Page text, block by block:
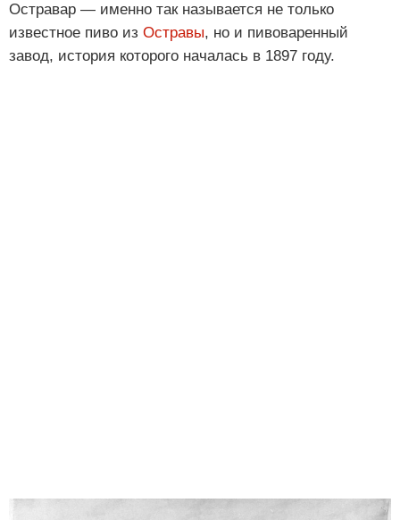
Остравар — именно так называется не только
известное пиво из Остравы, но и пивоваренный
завод, история которого началась в 1897 году.